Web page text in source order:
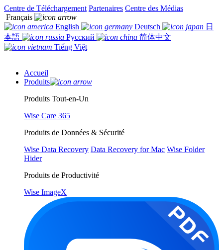
Centre de Téléchargement Partenaires Centre des Médias
Français
English
Deutsch
日
本語
Русский
简体中文
Tiếng Việt
Accueil
Produits
Produits Tout-en-Un
Wise Care 365
Produits de Données & Sécurité
Wise Data Recovery Data Recovery for Mac Wise Folder
Hider
Produits de Productivité
Wise ImageX